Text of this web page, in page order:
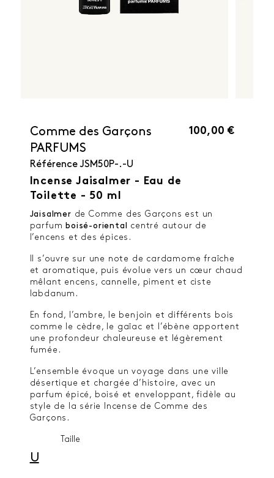
Comme des Garçons
PARFUMS
Référence JSM50P-.-U
Incense Jaisalmer - Eau de
Toilette - 50 ml
100,00 €
Jaisalmer de Comme des Garçons est un
parfum boisé-oriental
centré autour de
l’encens et des épices.
Il s’ouvre sur une note de cardamome fraîche
et aromatique, puis évolue vers un cœur chaud
mêlant encens, cannelle, piment et ciste
labdanum.
En fond, l’ambre, le benjoin et différents bois
comme le cèdre, le gaïac et l’ébène apportent
une profondeur chaleureuse et légèrement
fumée.
L’ensemble évoque un voyage dans une ville
désertique et chargée d’histoire, avec un
parfum épicé, boisé et enveloppant, fidèle au
style de la série Incense de Comme des
Garçons.
Taille
U